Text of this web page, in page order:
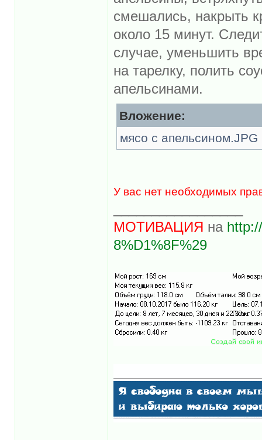
смешались, накрыть
около 15 минут.
случае, уменьшить
на тарелку, полить
апельсинами.
Вложение:
мясо с апельсином.JPG
У вас нет необходимых
МОТИВАЦИЯ на
8%D1%8F%29